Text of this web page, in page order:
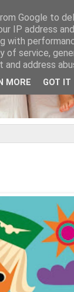
Google to
IP address
with
of service,
address
MORE GOT IT